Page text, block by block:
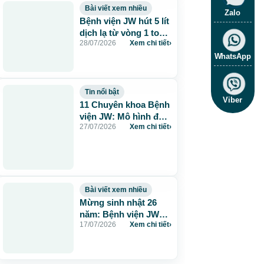
Bài viết xem nhiều
Bệnh viện JW hút 5 lít
dịch lạ từ vòng 1 to
115cm do tiêm mỡ
28/07/2026 Xem chi tiết›
Tin nổi bật
11 Chuyên khoa Bệnh
viện JW: Mô hình đa
khoa chuẩn Hàn chăm
27/07/2026 Xem chi tiết›
Bài viết xem nhiều
Mừng sinh nhật 26
năm: Bệnh viện JW
tặng 260 suất thẩm
17/07/2026 Xem chi tiết›
Zalo
WhatsApp
Viber